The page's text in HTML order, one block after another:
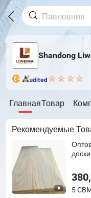
Shandong
ГлавнаяТовар
Рекомендуемые
5